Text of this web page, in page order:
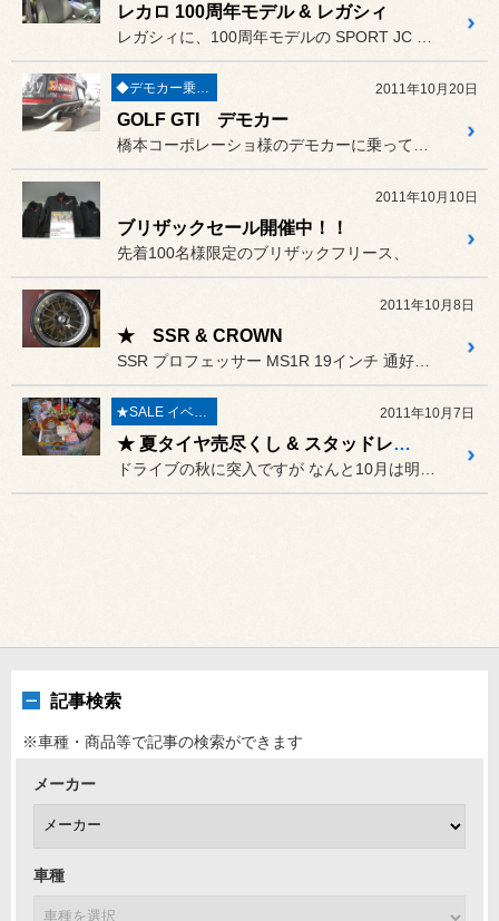
レカロ 100周年モデル & レガシィ
2011年10月20日
GOLF GTI デモカー
2011年10月10日
ブリザックセール開催中！！
先着100名様限定のブリザックフリース、
2011年10月8日
★ SSR & CROWN
2011年10月7日
★ 夏タイヤ売尽くし & スタッドレス大商談会 スタート
記事検索
※車種・商品等で記事の検索ができます
メーカー
車種